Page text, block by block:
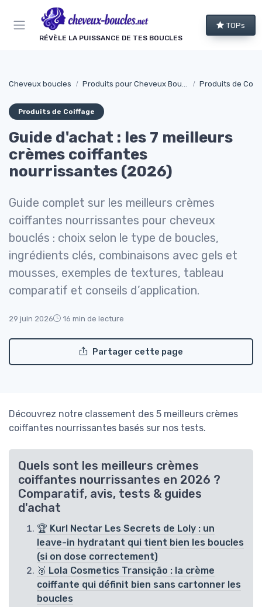
RÉVÈLE LA PUISSANCE DE TES BOUCLES
TOPs
Cheveux boucles Produits pour Cheveux Bouclés et Texturés Produits de
Produits de Coiffage
Guide d'achat : les 7 meilleurs
crèmes coiffantes
nourrissantes (2026)
Guide complet sur les meilleurs crèmes
coiffantes nourrissantes pour cheveux
bouclés : choix selon le type de boucles,
ingrédients clés, combinaisons avec gels et
mousses, exemples de textures, tableau
comparatif et conseils d’application.
29 juin 2026 16 min de lecture
Partager cette page
Découvrez notre classement des 5 meilleurs crèmes
coiffantes nourrissantes basés sur nos tests.
Quels sont les meilleurs crèmes
coiffantes nourrissantes en 2026 ?
Comparatif, avis, tests & guides
d'achat
🏆 Kurl Nectar Les Secrets de Loly : un
leave-in hydratant qui tient bien les boucles
(si on dose correctement)
🥈 Lola Cosmetics Transição : la crème
coiffante qui définit bien sans cartonner les
boucles
Panneau de gestion des cookies